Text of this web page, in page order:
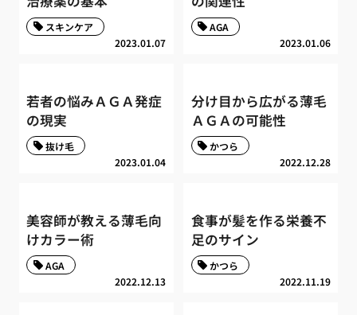
2023.01.07
スキンケア
2023.01.06
AGA
若者の悩みＡＧＡ発症
の現実
2023.01.04
抜け毛
分け目から広がる薄毛
ＡＧＡの可能性
2022.12.28
かつら
美容師が教える薄毛向
けカラー術
2022.12.13
AGA
食事が髪を作る栄養不
足のサイン
2022.11.19
かつら